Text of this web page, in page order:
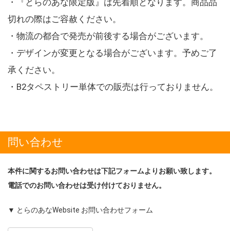
切れの際はご容赦ください。
・物流の都合で発売が前後する場合がございます。
・デザインが変更となる場合がございます。予めご了
承ください。
・B2タペストリー単体での販売は行っておりません。
問い合わせ
本件に関するお問い合わせは下記フォームよりお願い致します。
電話でのお問い合わせは受け付けておりません。
▼ とらのあなWebsite お問い合わせフォーム